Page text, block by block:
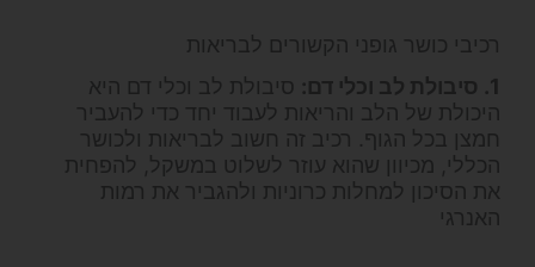
רכיבי כושר גופני הקשורים לבריאות
1. סיבולת לב וכלי דם:
סיבולת לב וכלי דם היא
היכולת של הלב והריאות לעבוד יחד כדי להעביר
חמצן בכל הגוף. רכיב זה חשוב לבריאות ולכושר
הכללי, מכיוון שהוא עוזר לשלוט במשקל, להפחית
את הסיכון למחלות כרוניות ולהגביר את רמות
האנרגי